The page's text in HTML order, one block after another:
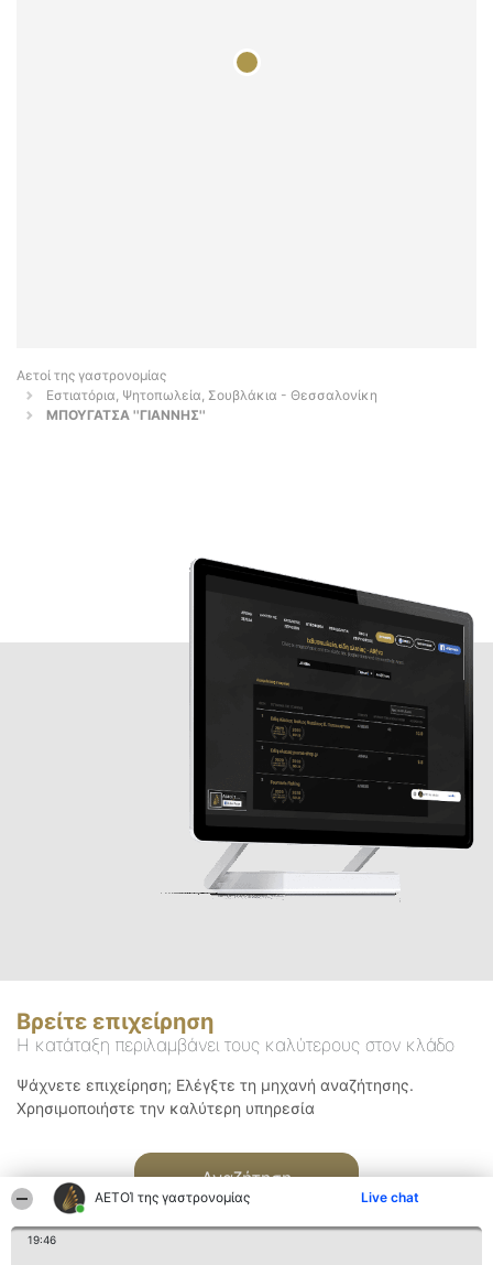
ΑΕΤΟΊ της γαστρονομίας Live chat
19:46
Αετοί της γαστρονομίας
Εστιατόρια, Ψητοπωλεία, Σουβλάκια - Θεσσαλονίκη
ΜΠΟΥΓΑΤΣΑ ''ΓΙΑΝΝΗΣ''
Βρείτε επιχείρηση
Η κατάταξη περιλαμβάνει τους καλύτερους στον κλάδο
Ψάχνετε επιχείρηση; Ελέγξτε τη μηχανή αναζήτησης.
Χρησιμοποιήστε την καλύτερη υπηρεσία
Αναζήτηση